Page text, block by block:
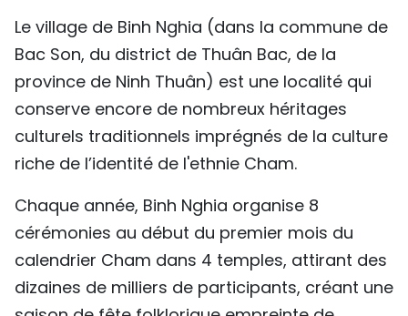
ENGLISH
中文
РУССКИЙ
ESPAÑOL
Le village de Binh Nghia (dans la commune de
Bac Son, du district de Thuân Bac, de la
province de Ninh Thuân) est une localité qui
conserve encore de nombreux héritages
culturels traditionnels imprégnés de la culture
riche de l’identité de l'ethnie Cham.
Chaque année, Binh Nghia organise 8
cérémonies au début du premier mois du
calendrier Cham dans 4 temples, attirant des
dizaines de milliers de participants, créant une